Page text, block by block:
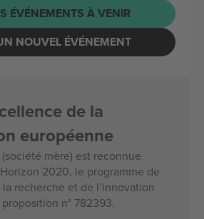
ÉVÉNEMENTS À VENIR
NOUVEL ÉVÉNEMENT
de la
européenne
mère) est reconnue
2020, le programme de
recherche et de l’innovation
proposition n° 782393.